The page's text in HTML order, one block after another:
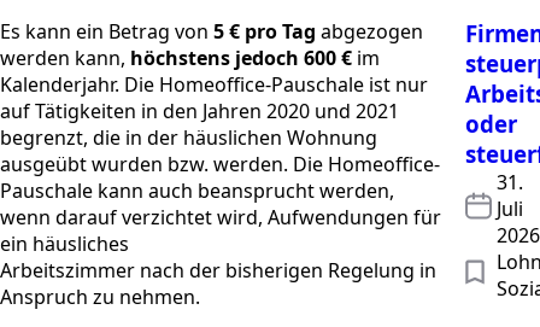
Es kann ein Betrag von 5 € pro Tag abgezogen
werden kann, höchstens jedoch 600 € im
Kalenderjahr. Die Homeoffice-Pauschale ist nur
auf Tätigkeiten in den Jahren 2020 und 2021
begrenzt, die in der häuslichen Wohnung
ausgeübt wurden bzw. werden. Die Homeoffice-
Pauschale kann auch beansprucht werden,
wenn darauf verzichtet wird, Aufwendungen für
ein häusliches
Arbeitszimmer nach der bisherigen Regelung in
Anspruch zu nehmen.
oder
31.
Juli
2026